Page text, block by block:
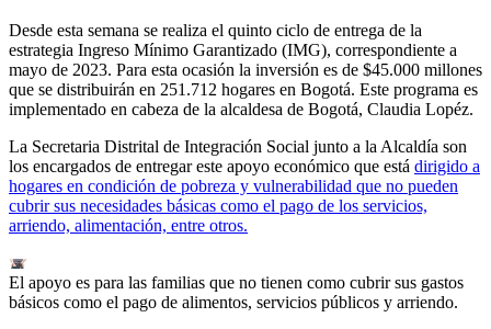
Desde esta semana se realiza el quinto ciclo de entrega de la
estrategia Ingreso Mínimo Garantizado (IMG), correspondiente a
mayo de 2023. Para esta ocasión la inversión es de $45.000 millones
que se distribuirán en 251.712 hogares en Bogotá. Este programa es
implementado en cabeza de la alcaldesa de Bogotá, Claudia Lopéz.
La Secretaria Distrital de Integración Social junto a la Alcaldía son
los encargados de entregar este apoyo económico que está dirigido a
hogares en condición de pobreza y vulnerabilidad que no pueden
cubrir sus necesidades básicas como el pago de los servicios,
arriendo, alimentación, entre otros.
El apoyo es para las familias que no tienen como cubrir sus gastos
básicos como el pago de alimentos, servicios públicos y arriendo.